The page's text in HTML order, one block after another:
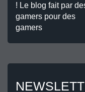
! Le blog fait par
gamers pour des
gamers